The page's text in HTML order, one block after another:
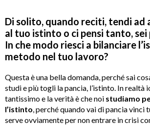
Di solito, quando reciti, tendi
al tuo istinto o ci pensi tanto, sei
In che modo riesci a bilanciare
metodo nel tuo lavoro?
Questa è una bella domanda, perché sai
studi e più togli la pancia, l’istinto. In realtà
tantissimo e la verità è che noi studiamo
l’istinto, perché quando vai di pancia vinci
serve ovviamente per non entrare in crisi